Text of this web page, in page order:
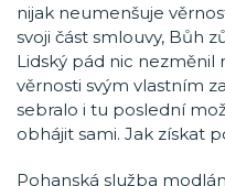
nijak neumenšuje
svoji část smlouvy, Bůh
Lidský pád nic nezměnil
věrnosti svým vlastním
sebralo i tu poslední
obhájit sami. Jak získat
Pohanská služba